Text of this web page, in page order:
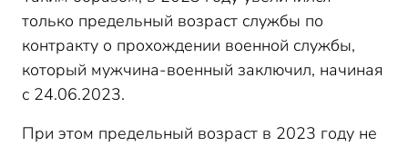
только предельный возраст службы по
контракту о прохождении военной службы,
который мужчина-военный заключил, начиная
с 24.06.2023.
При этом предельный возраст в 2023 году не